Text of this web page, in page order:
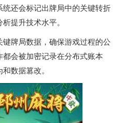
还会标记出牌局中的关键转折
提升技术水平。
牌局数据，确保游戏过程的公
会被加密记录在分布式账本
数据篡改。